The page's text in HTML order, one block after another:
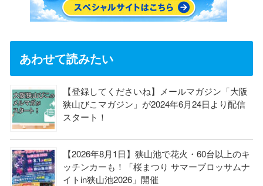
あわせて読みたい
【登録してくださいね】メールマガジン「大阪
狭山びこマガジン」が2024年6月24日より配信
スタート！
【2026年8月1日】狭山池で花火・60台以上のキ
ッチンカーも！「桜まつり サマーブロッサムナ
イトin狭山池2026」開催